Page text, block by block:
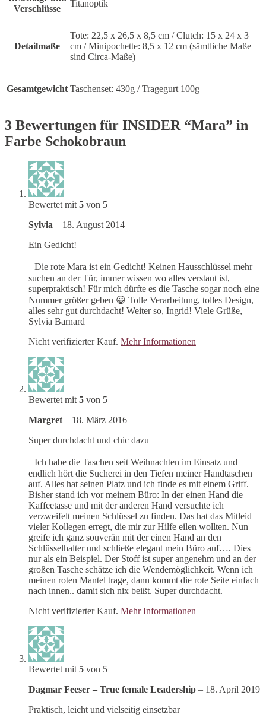
Verschlüsse
Titanoptik
Detailmaße
Tote: 22,5 x 26,5 x 8,5 cm / Clutch: 15 x 24 x 3
cm / Minipochette: 8,5 x 12 cm (sämtliche Maße
sind Circa-Maße)
Gesamtgewicht Taschenset: 430g / Tragegurt 100g
3 Bewertungen für INSIDER “Mara” in
Farbe Schokobraun
Bewertet mit 5 von 5
Sylvia – 18. August 2014
Ein Gedicht!
Die rote Mara ist ein Gedicht! Keinen Hausschlüssel mehr
suchen an der Tür, immer wissen wo alles verstaut ist,
superpraktisch! Für mich dürfte es die Tasche sogar noch eine
Nummer größer geben 😀 Tolle Verarbeitung, tolles Design,
alles sehr gut durchdacht! Weiter so, Ingrid! Viele Grüße,
Sylvia Barnard
Nicht verifizierter Kauf. Mehr Informationen
Bewertet mit 5 von 5
Margret – 18. März 2016
Super durchdacht und chic dazu
Ich habe die Taschen seit Weihnachten im Einsatz und
endlich hört die Sucherei in den Tiefen meiner Handtaschen
auf. Alles hat seinen Platz und ich finde es mit einem Griff.
Bisher stand ich vor meinem Büro: In der einen Hand die
Kaffeetasse und mit der anderen Hand versuchte ich
verzweifelt meinen Schlüssel zu finden. Das hat das Mitleid
vieler Kollegen erregt, die mir zur Hilfe eilen wollten. Nun
greife ich ganz souverän mit der einen Hand an den
Schlüsselhalter und schließe elegant mein Büro auf…. Dies
nur als ein Beispiel. Der Stoff ist super angenehm und an der
großen Tasche schätze ich die Wendemöglichkeit. Wenn ich
meinen roten Mantel trage, dann kommt die rote Seite einfach
nach innen.. damit sich nix beißt. Super durchdacht.
Nicht verifizierter Kauf. Mehr Informationen
Bewertet mit 5 von 5
Dagmar Feeser – True female Leadership – 18. April 2019
Praktisch, leicht und vielseitig einsetzbar